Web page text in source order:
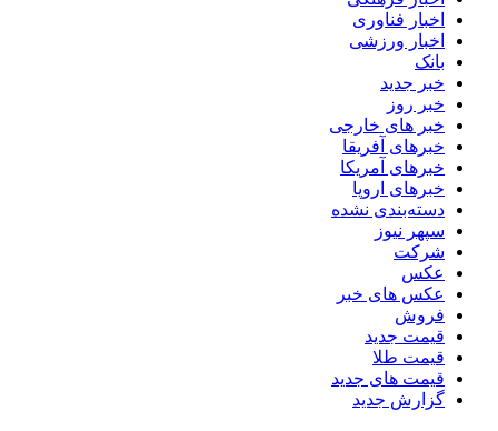
اخبار فناوری
اخبار ورزشی
بانک
خبر جدید
خبر روز
خبر های خارجی
خبرهای آفریقا
خبرهای آمریکا
خبرهای اروپا
دسته‌بندی نشده
سپهر نیوز
شرکت
عکس
عکس های خبر
فروش
قیمت جدید
قیمت طلا
قیمت های جدید
گزارش جدید